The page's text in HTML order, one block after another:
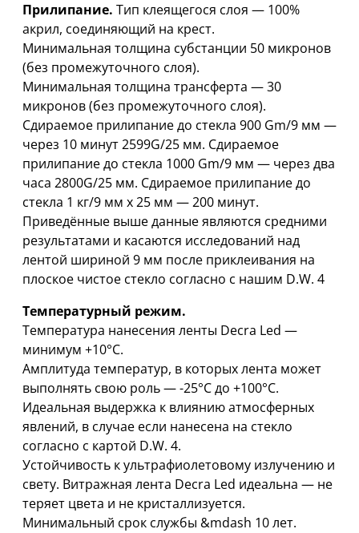
Прилипание. Тип клеящегося слоя — 100%
акрил, соединяющий на крест.
Минимальная толщина субстанции 50 микронов
(без промежуточного слоя).
Минимальная толщина трансферта — 30
микронов (без промежуточного слоя).
Сдираемое прилипание до стекла 900 Gm/9 мм —
через 10 минут 2599G/25 мм. Сдираемое
прилипание до стекла 1000 Gm/9 мм — через два
часа 2800G/25 мм. Сдираемое прилипание до
стекла 1 кг/9 мм x 25 мм — 200 минут.
Приведённые выше данные являются средними
результатами и касаются исследований над
лентой шириной 9 мм после приклеивания на
плоское чистое стекло согласно с нашим D.W. 4
Температурный режим.
Температура нанесения ленты Decra Led —
минимум +10°C.
Амплитуда температур, в которых лента может
выполнять свою роль — -25°C дo +100°C.
Идеальная выдержка к влиянию атмосферных
явлений, в случае если нанесена на стекло
согласно с картой D.W. 4.
Устойчивость к ультрафиолетовому излучению и
свету. Витражная лента Decra Led идеальна — не
теряет цвета и не кристаллизуется.
Минимальный срок службы &mdash 10 лет.